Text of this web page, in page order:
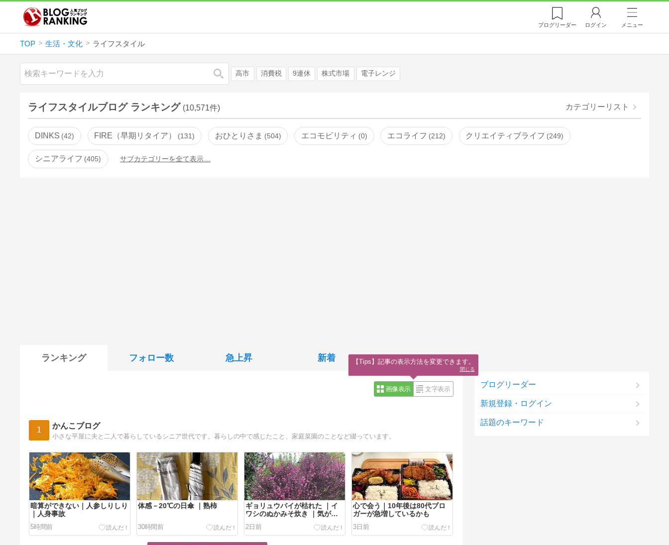
ブログリーダー ログイン メニュー
TOP 生活・文化 ライフスタイル
検索 高市 消費税 9連休 株式市場 電子レンジ
ライフスタイルブログ ランキング (10,571件) カテゴリーリスト
DINKS 42 FIRE（早期リタイア） 131 おひとりさま 504 エコモビリティ 0 エコライフ 212 クリエイティブライフ 249
シニアライフ 405 サブカテゴリーを全て表示…
ランキング フォロー数 急上昇 新着
画像表示 文字表示
1 かんこブログ
小さな平屋に夫と二人で暮らしているシニア世代です。暮らしの中で感じたこと、家庭菜園のことなど綴っています。
暗算ができない｜人参しりしり
｜人身事故
5時間前
体感－20℃の日傘 ｜熟柿
30時間前
ギョリュウバイが枯れた ｜イ
ワシのぬかみそ炊き ｜気が沈
2日前
心で会う｜10年後は80代ブロ
ガーが急増しているかも
3日前
ブログリーダー
新規登録・ログイン
話題のキーワード
【Tips】記事の表示方法を変更できます。
閉じる